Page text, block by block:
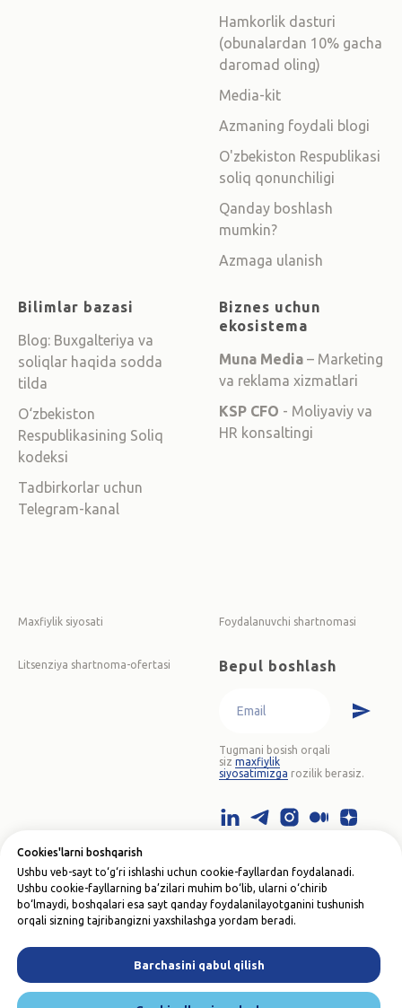
Hamkorlik dasturi
(obunalardan 10% gacha
daromad oling)
Media-kit
Azmaning foydali blogi
O'zbekiston Respublikasi
soliq qonunchiligi
Qanday boshlash
mumkin?
Azmaga ulanish
Bilimlar bazasi
Blog: Buxgalteriya va
soliqlar haqida sodda
tilda
O‘zbekiston
Respublikasining Soliq
kodeksi
Tadbirkorlar uchun
Telegram-kanal
Biznes uchun
ekosistema
Muna Media – Marketing
va reklama xizmatlari
KSP CFO - Moliyaviy va
HR konsaltingi
Maxfiylik siyosati Foydalanuvchi shartnomasi
Litsenziya shartnoma-ofertasi Bepul boshlash
Tugmani bosish orqali
siz maxfiylik
siyosatimizga rozilik berasiz.
©2026ООО "AZMA
STIR 310677164
Cookies'larni boshqarish
Ushbu veb-sayt to‘g‘ri ishlashi uchun cookie-fayllardan foydalanadi.
Ushbu cookie-fayllarning ba’zilari muhim bo‘lib, ularni o‘chirib
bo‘lmaydi, boshqalari esa sayt qanday foydalanilayotganini tushunish
orqali sizning tajribangizni yaxshilashga yordam beradi.
Barchasini qabul qilish